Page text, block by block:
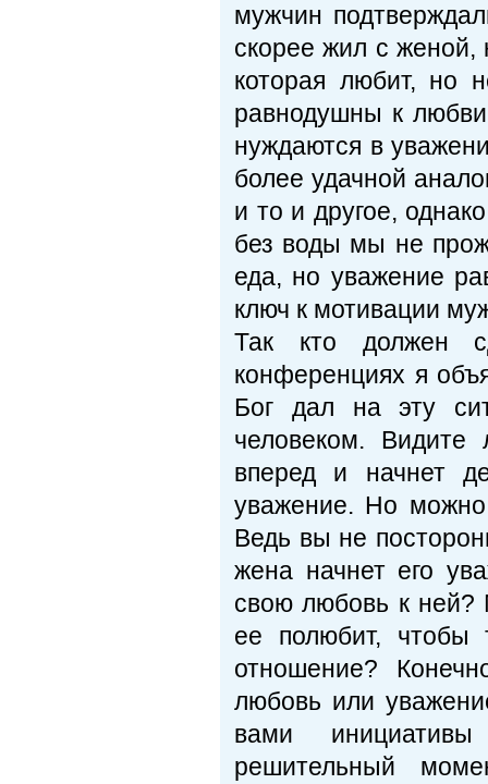
мужчин
скорее жил с женой,
которая любит, но
равнодушны к
нуждаются в
более удачной
и то и другое,
без воды мы не
еда, но уважение
ключ к мотивации
Так кто должен
конференциях я
Бог дал на эту
человеком.
вперед и начнет
уважение. Но можно
Ведь вы не
жена начнет его
свою любовь к ней?
ее полюбит, чтобы
отношение?
любовь или
вами инициативы
решительный